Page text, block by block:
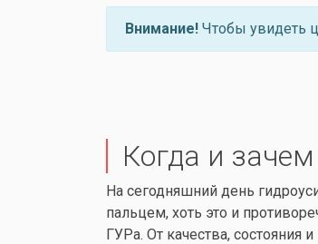
Внимание! Чтобы увидеть
Когда и
На сегодняшний день
пальцем, хоть это и
ГУРа. От качества, состояния